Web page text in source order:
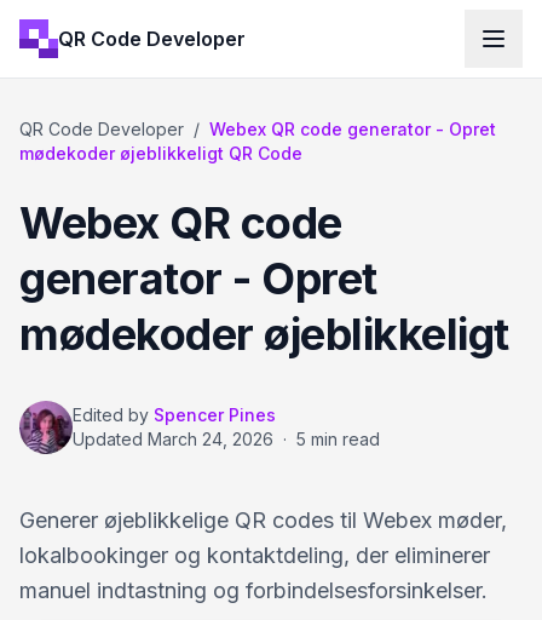
QR Code Developer
QR Code Developer / Webex QR code generator - Opret
mødekoder øjeblikkeligt QR Code
Webex QR code
generator - Opret
mødekoder øjeblikkeligt
Edited by Spencer Pines
Updated March 24, 2026 · 5 min read
Generer øjeblikkelige QR codes til Webex møder,
lokalbookinger og kontaktdeling, der eliminerer
manuel indtastning og forbindelsesforsinkelser.